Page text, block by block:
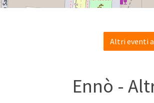
Altri eventi
Ennò -
Come gli animali marini